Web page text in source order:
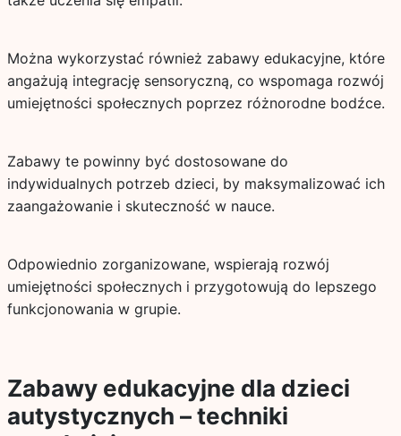
Można wykorzystać również zabawy edukacyjne, które
angażują integrację sensoryczną, co wspomaga rozwój
umiejętności społecznych poprzez różnorodne bodźce.
Zabawy te powinny być dostosowane do
indywidualnych potrzeb dzieci, by maksymalizować ich
zaangażowanie i skuteczność w nauce.
Odpowiednio zorganizowane, wspierają rozwój
umiejętności społecznych i przygotowują do lepszego
funkcjonowania w grupie.
Zabawy edukacyjne dla dzieci
autystycznych – techniki